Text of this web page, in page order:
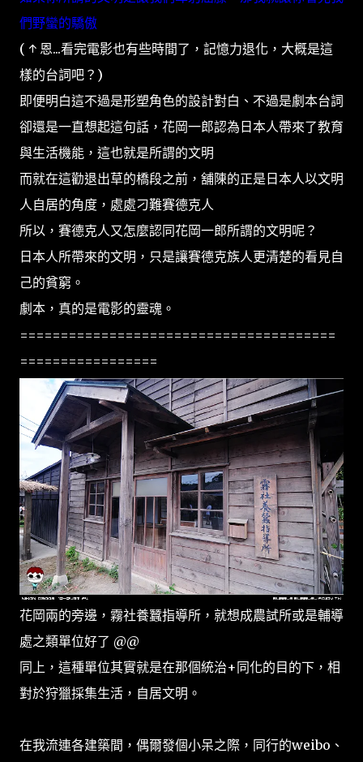
們野蠻的驕傲
( ↑ 恩...看完電影也有些時間了，記憶力退化，大概是這
樣的台詞吧？)
即便明白這不過是形塑角色的設計對白、不過是劇本台詞
卻還是一直想起這句話，花岡一郎認為日本人帶來了教育
與生活機能，這也就是所謂的文明
而就在這勸退出草的橋段之前，舖陳的正是日本人以文明
人自居的角度，處處刁難賽德克人
所以，賽德克人又怎麼認同花岡一郎所謂的文明呢？
日本人所帶來的文明，只是讓賽德克族人更清楚的看見自
己的貧窮。
劇本，真的是電影的靈魂。
=======================================
=================
花岡兩的旁邊，霧社養蠶指導所，就想成農試所或是輔導
處之類單位好了 @@
同上，這種單位其實就是在那個統治+同化的目的下，相
對於狩獵採集生活，自居文明。
在我流連各建築間，偶爾發個小呆之際，同行的weibo、